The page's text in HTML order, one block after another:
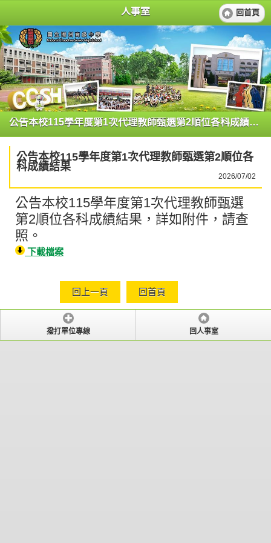
人事室 回首頁
公告本校115學年度第1次代理教師甄選第2順位各科成績結果
公告本校115學年度第1次代理教師甄選第2順位各
科成績結果
2026/07/02
公告本校115學年度第1次代理教師甄選
第2順位各科成績結果，詳如附件，請查
照。
下載檔案
回上一頁 回首頁
撥打單位專線 回人事室